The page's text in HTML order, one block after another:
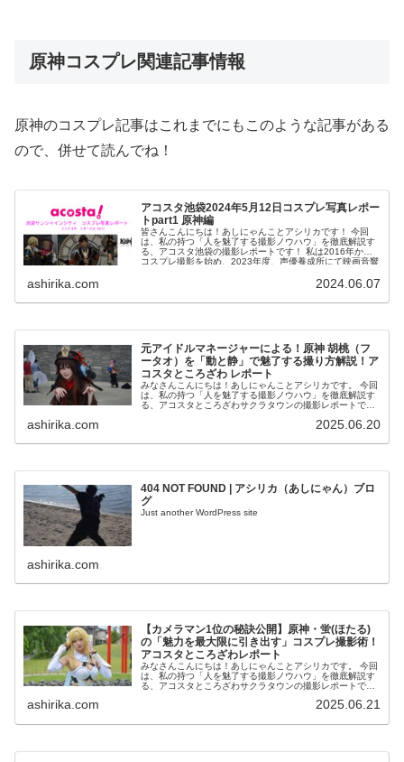
原神コスプレ関連記事情報
原神のコスプレ記事はこれまでにもこのような記事がある
ので、併せて読んでね！
アコスタ池袋2024年5月12日コスプレ写真レポー
トpart1 原神編
皆さんこんにちは！あしにゃんことアシリカです！ 今回
は、私の持つ「人を魅了する撮影ノウハウ」を徹底解説す
る、アコスタ池袋の撮影レポートです！ 私は2016年から
コスプレ撮影を始め、2023年度、声優養成所にて映画音響
ashirika.com 2024.06.07
元アイドルマネージャーによる！原神 胡桃（フ
ータオ）を「動と静」で魅了する撮り方解説！ア
コスタところざわ レポート
みなさんこんにちは！あしにゃんことアシリカです。 今回
は、私の持つ「人を魅了する撮影ノウハウ」を徹底解説す
る、アコスタところざわサクラタウンの撮影レポートで
ashirika.com 2025.06.20
404 NOT FOUND | アシリカ（あしにゃん）ブロ
グ
Just another WordPress site
ashirika.com
【カメラマン1位の秘訣公開】原神・蛍(ほたる)
の「魅力を最大限に引き出す」コスプレ撮影術！
アコスタところざわレポート
みなさんこんにちは！あしにゃんことアシリカです。 今回
は、私の持つ「人を魅了する撮影ノウハウ」を徹底解説す
る、アコスタところざわサクラタウンの撮影レポートで
ashirika.com 2025.06.21